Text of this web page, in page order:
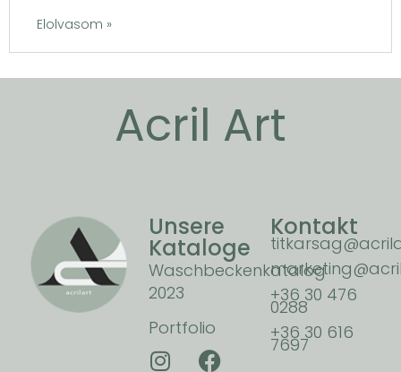
Elolvasom »
Acril Art
Unsere
Kataloge
Waschbeckenkatalog
2023
Portfolio
Kontakt
+36 30 476
0288
+36 30 616
7697